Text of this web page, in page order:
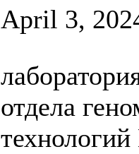
April 3,
отдела